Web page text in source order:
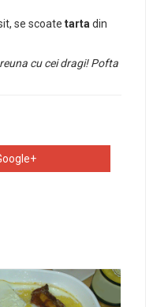
se scoate tarta din
cu cei dragi! Pofta